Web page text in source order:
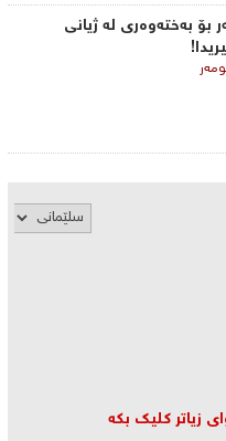
بۆ بەختەوەری لە ژیانی
زیاتر كلیك بكه‌